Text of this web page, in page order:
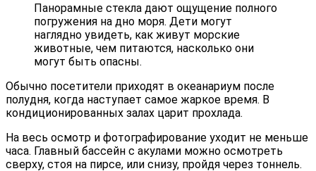
Панорамные стекла дают ощущение полного
погружения на дно моря. Дети могут
наглядно увидеть, как живут морские
животные, чем питаются, насколько они
могут быть опасны.
Обычно посетители приходят в океанариум после
полудня, когда наступает самое жаркое время. В
кондиционированных залах царит прохлада.
На весь осмотр и фотографирование уходит не меньше
часа. Главный бассейн с акулами можно осмотреть
сверху, стоя на пирсе, или снизу, пройдя через тоннель.